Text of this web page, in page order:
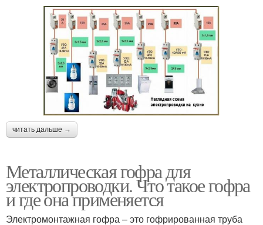
читать дальше →
Металлическая гофра для
электропроводки. Что такое гофра
и где она применяется
Электромонтажная гофра – это гофрированная труба